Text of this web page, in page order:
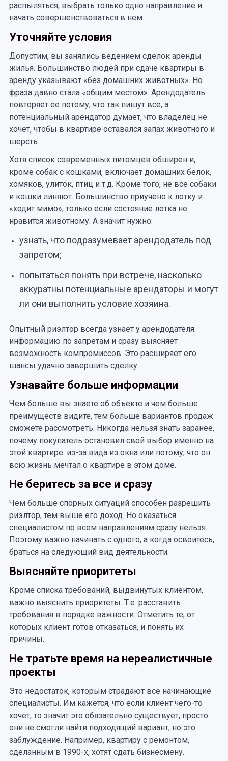
распыляться, выбрать только одно направление и
начать совершенствоваться в нем.
Уточняйте условия
Допустим, вы занялись ведением сделок аренды
жилья. Большинство людей при сдаче квартиры в
аренду указывают «без домашних животных». Но
фраза давно стала «общим местом». Арендодатель
повторяет ее потому, что так пишут все, а
потенциальный арендатор думает, что владелец не
хочет, чтобы в квартире оставался запах животного и
шерсть.
Хотя список современных питомцев обширен и,
кроме собак с кошками, включает домашних белок,
хомяков, улиток, птиц и т.д. Кроме того, не все собаки
и кошки линяют. Большинство приучено к лотку и
«ходит мимо», только если состояние лотка не
нравится животному. А значит нужно:
узнать, что подразумевает арендодатель под
запретом;
попытаться понять при встрече, насколько
аккуратны потенциальные арендаторы и могут
ли они выполнить условие хозяина.
Опытный риэлтор всегда узнает у арендодателя
информацию по запретам и сразу выясняет
возможность компромиссов. Это расширяет его
шансы удачно завершить сделку.
Узнавайте больше информации
Чем больше вы знаете об объекте и чем больше
преимуществ видите, тем больше вариантов продаж
сможете рассмотреть. Никогда нельзя знать заранее,
почему покупатель остановил свой выбор именно на
этой квартире: из-за вида из окна или потому, что он
всю жизнь мечтал о квартире в этом доме.
Не беритесь за все и сразу
Чем больше спорных ситуаций способен разрешить
риэлтор, тем выше его доход. Но оказаться
специалистом по всем направлениям сразу нельзя.
Поэтому важно начинать с одного, а когда освоитесь,
браться на следующий вид деятельности.
Выясняйте приоритеты
Кроме списка требований, выдвинутых клиентом,
важно выяснить приоритеты. Т.е. расставить
требования в порядке важности. Отметить те, от
которых клиент готов отказаться, и понять их
причины.
Не тратьте время на нереалистичные
проекты
Это недостаток, которым страдают все начинающие
специалисты. Им кажется, что если клиент чего-то
хочет, то значит это обязательно существует, просто
они не смогли найти подходящий вариант, но это
заблуждение. Например, квартиру с ремонтом,
сделанным в 1990-х, хотят сдать бизнесмену.